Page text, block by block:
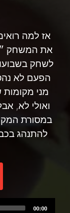
אז למה
את המשחק
לשחק
הפעם לא
מני
ואולי לא,
במסורת
להתנהג
00:00